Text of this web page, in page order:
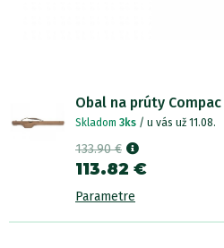
Obal na prúty
Skladom 3ks / u vás už 11.08.
133.90 €
113.82 €
Parametre